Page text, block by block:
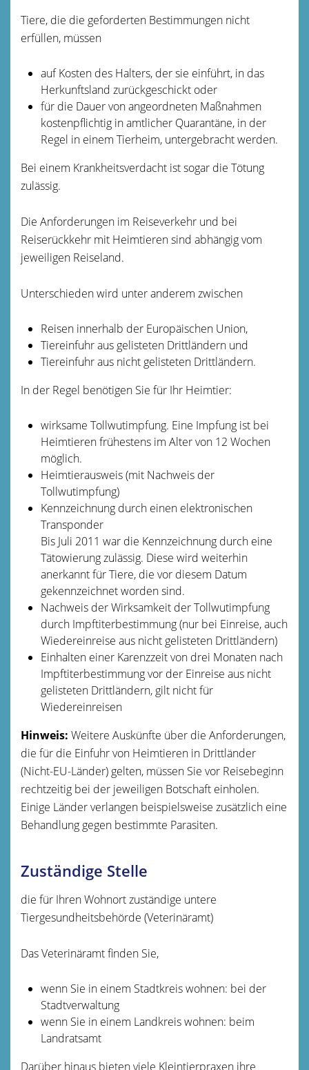
Tiere, die die geforderten Bestimmungen nicht
erfüllen, müssen
auf Kosten des Halters, der sie einführt, in das
Herkunftsland zurückgeschickt oder
für die Dauer von angeordneten Maßnahmen
kostenpflichtig in amtlicher Quarantäne, in der
Regel in einem Tierheim, untergebracht werden.
Bei einem Krankheitsverdacht ist sogar die Tötung
zulässig.
Die Anforderungen im Reiseverkehr und bei
Reiserückkehr mit Heimtieren sind abhängig vom
jeweiligen Reiseland.
Unterschieden wird unter anderem zwischen
Reisen innerhalb der Europäischen Union,
Tiereinfuhr aus gelisteten Drittländern und
Tiereinfuhr aus nicht gelisteten Drittländern.
In der Regel benötigen Sie für Ihr Heimtier:
wirksame Tollwutimpfung. Eine Impfung ist bei
Heimtieren frühestens im Alter von 12 Wochen
möglich.
Heimtierausweis(mit Nachweis der
Tollwutimpfung)
Kennzeichnung durch einen elektronischen
Transponder
Bis Juli 2011 war die Kennzeichnung durch eine
Tätowierung zulässig. Diese wird weiterhin
anerkannt für Tiere, die vor diesem Datum
gekennzeichnet worden sind.
Nachweis der Wirksamkeit der Tollwutimpfung
durch Impftiterbestimmung(nur bei Einreise, auch
Wiedereinreise aus nicht gelisteten Drittländern)
Einhalten einer Karenzzeit von drei Monaten nach
Impftiterbestimmung vor der Einreise aus nicht
gelisteten Drittländern, gilt nicht für
Wiedereinreisen
Hinweis: Weitere Auskünfte über die Anforderungen,
die für die Einfuhr von Heimtieren in Drittländer
(Nicht-EU-Länder) gelten, müssen Sie vor Reisebeginn
rechtzeitig bei der jeweiligen Botschaft einholen.
Einige Länder verlangen beispielsweise zusätzlich eine
Behandlung gegen bestimmte Parasiten.
Zuständige Stelle
die für Ihren Wohnort zuständige untere
Tiergesundheitsbehörde (Veterinäramt)
Das Veterinäramt finden Sie,
wenn Sie in einem Stadtkreis wohnen: bei der
Stadtverwaltung
wenn Sie in einem Landkreis wohnen: beim
Landratsamt
Darüber hinaus bieten viele Kleintierpraxen ihre